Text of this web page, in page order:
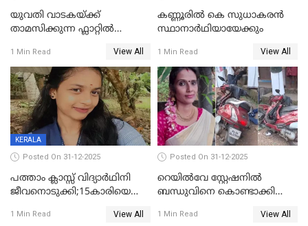
യുവതി വാടകയ്ക്ക്
താമസിക്കുന്ന ഫ്ലാറ്റില്‍
സംഭവം കൈതപ്പൊയിലില്‍
1 Min Read View All
കണ്ണൂരിൽ കെ സുധാകരൻ
സ്ഥാനാർഥിയായേക്കും
1 Min Read View All
KERALA
Posted On 31-12-2025
പത്താം ക്ലാസ്സ് വിദ്യാര്‍ഥിനി
ജീവനൊടുക്കി;15കാരിയെ
കിടപ്പുമുറിയില്‍ തൂങ്ങി മരിച്ച
1 Min Read View All
Posted On 31-12-2025
റെയിൽവേ സ്റ്റേഷനിൽ
ബന്ധുവിനെ കൊണ്ടാക്കി
ലോറി സ്കൂട്ടറിൽ ഇടിച്ചു :
1 Min Read View All